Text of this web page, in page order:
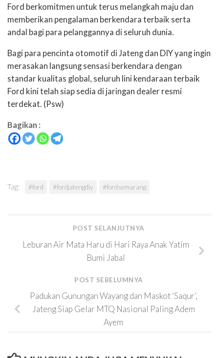
Ford berkomitmen untuk terus melangkah maju dan
memberikan pengalaman berkendara terbaik serta
andal bagi para pelanggannya di seluruh dunia.
Bagi para pencinta otomotif di Jateng dan DIY yang ingin
merasakan langsung sensasi berkendara dengan
standar kualitas global, seluruh lini kendaraan terbaik
Ford kini telah siap sedia di jaringan dealer resmi
terdekat. (Psw)
Bagikan :
Tag: #ford #fordjatengdiy #fordsemarang
POST SELANJUTNYA
Leburan Air Mata Haru di Hari Raya Anak Yatim
Bumi Jabal
POST SEBELUMNYA
Padukan Gunungan Wayang dan Maskot ‘Saqur’,
Jateng Siap Gelar MTQ Nasional Paling Adem
Ayem